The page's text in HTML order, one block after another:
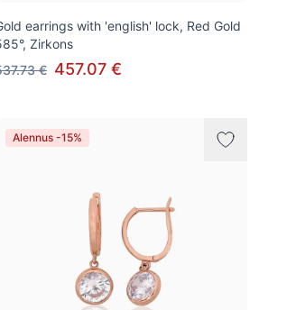
earrings with 'english' lock, Red Gold
Zirkons
€ 457.07 €
Alennus -15%